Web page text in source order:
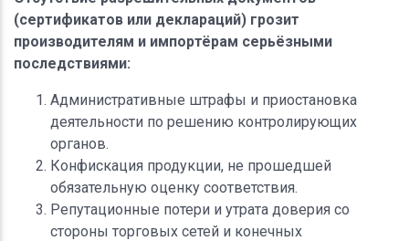
(сертификатов или деклараций) грозит
производителям и импортёрам серьёзными
последствиями:
Административные штрафы и приостановка
деятельности по решению контролирующих
органов.
Конфискация продукции, не прошедшей
обязательную оценку соответствия.
Репутационные потери и утрата доверия со
стороны торговых сетей и конечных